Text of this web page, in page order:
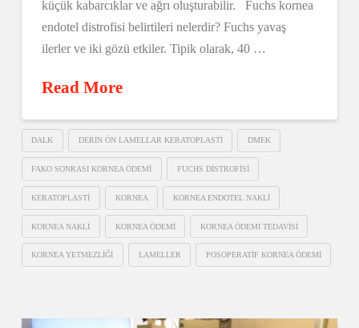
küçük kabarcıklar ve ağrı oluşturabilir. Fuchs kornea
endotel distrofisi belirtileri nelerdir? Fuchs yavaş
ilerler ve iki gözü etkiler. Tipik olarak, 40 …
Read More
DALK DERIN ÖN LAMELLAR KERATOPLASTI DMEK
FAKO SONRASI KORNEA ÖDEMI FUCHS DISTROFISI
KERATOPLASTI KORNEA KORNEA ENDOTEL NAKLI
KORNEA NAKLI KORNEA ÖDEMI KORNEA ÖDEMI TEDAVISI
KORNEA YETMEZLIĞI LAMELLER POSOPERATIF KORNEA ÖDEMI